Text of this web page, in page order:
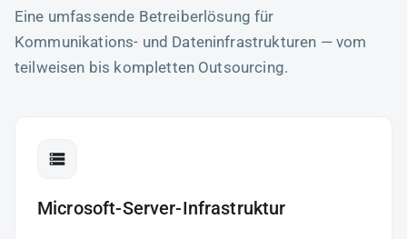
Eine umfassende Betreiberlösung für
Kommunikations- und Dateninfrastrukturen — vom
teilweisen bis kompletten Outsourcing.
Microsoft-Server-Infrastruktur